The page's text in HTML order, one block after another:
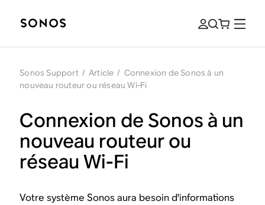
Sonos Support / Article / Connexion de Sonos à un
nouveau routeur ou réseau Wi-Fi
Connexion de Sonos à un
nouveau routeur ou
réseau Wi-Fi
Votre système Sonos aura besoin d'informations